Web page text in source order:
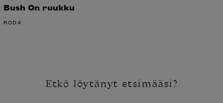
Bush On ruukku
RODA
Etkö löytänyt etsimääsi?